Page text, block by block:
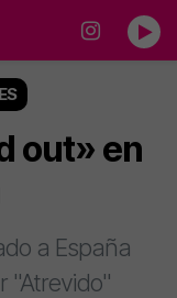
out» en
a España
"Atrevido"